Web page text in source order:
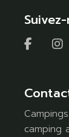
camping